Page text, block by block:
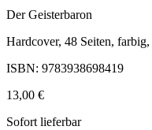
Der Geisterbaron
Hardcover, 48 Seiten,
ISBN: 9783938698419
13,00 €
Sofort lieferbar